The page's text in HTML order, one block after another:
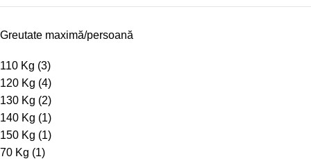
Greutate maximă/persoană
110 Kg (3)
120 Kg (4)
130 Kg (2)
140 Kg (1)
150 Kg (1)
70 Kg (1)